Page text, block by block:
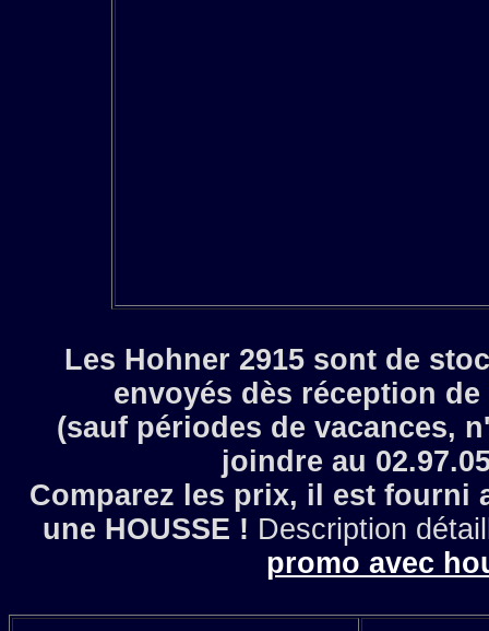
Les Hohner 2915 sont de
envoyés dès réception
(sauf périodes de vacances,
joindre au
Comparez les prix, il est fourni
une HOUSSE ! Description
promo avec